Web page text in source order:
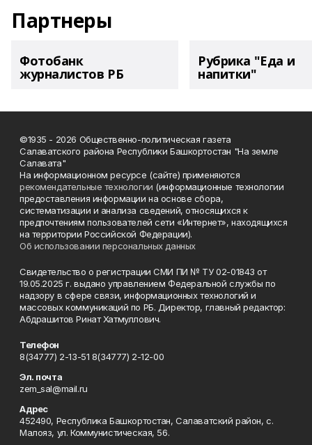
Партнеры
Фотобанк
журналистов РБ
Рубрика "Еда и
напитки"
©1935 - 2026 Общественно-политическая газета
Салаватского района Республики Башкортостан "На земле
Салавата"
На информационном ресурсе (сайте) применяются
рекомендательные технологии (информационные технологии
предоставления информации на основе сбора,
систематизации и анализа сведений, относящихся к
предпочтениям пользователей сети «Интернет», находящихся
на территории Российской Федерации).
Об использовании персональных данных
Свидетельство о регистрации СМИ ПИ № ТУ 02-01843 от
19.05.2025 г. выдано управлением Федеральной службы по
надзору в сфере связи, информационных технологий и
массовых коммуникаций по РБ. Директор, главный редактор:
Абдрашитов Ринат Хатмуллович.
Телефон
8(34777) 2-13-51 8(34777) 2-12-00
Эл. почта
zem_sal@mail.ru
Адрес
452490, Республика Башкортостан, Салаватский район, с.
Малояз, ул. Коммунистическая, 56.